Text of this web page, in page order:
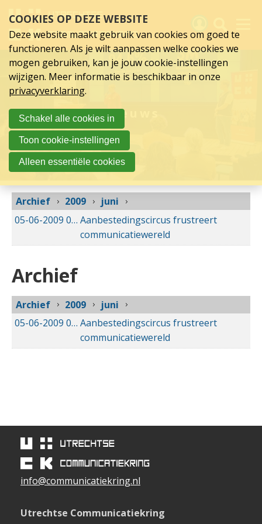
juni
2009
links
over
Spring
hoofd
inhoud
Spring
naar
hoofdnavigatie
Nieuws
Archief 2009
juni
05-06-2009 05-06-2009 00:00
Aanbestedingscircus frustreert
communicatiewereld
Archief
Archief 2009
juni
05-06-2009 05-06-2009 00:00
Aanbestedingscircus frustreert
communicatiewereld
info@communicatiekring.nl
Utrechtse Communicatiekring
Activiteiten
Nieuws
Verslagen
Sluit je aan
Over UCK
COOKIES OP DEZE WEBSITE
Deze website maakt gebruik van cookies om goed te
functioneren. Als je wilt aanpassen welke cookies we
mogen gebruiken, kan je jouw cookie-instellingen
wijzigen. Meer informatie is beschikbaar in onze
privacyverklaring.
Schakel alle cookies in
Toon cookie-instellingen
Alleen essentiële cookies